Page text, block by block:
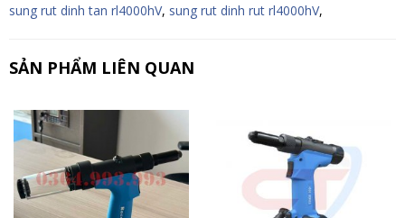
sung rut dinh tan rl4000hV, sung rut dinh rut rl4000hV,
SẢN PHẨM LIÊN QUAN